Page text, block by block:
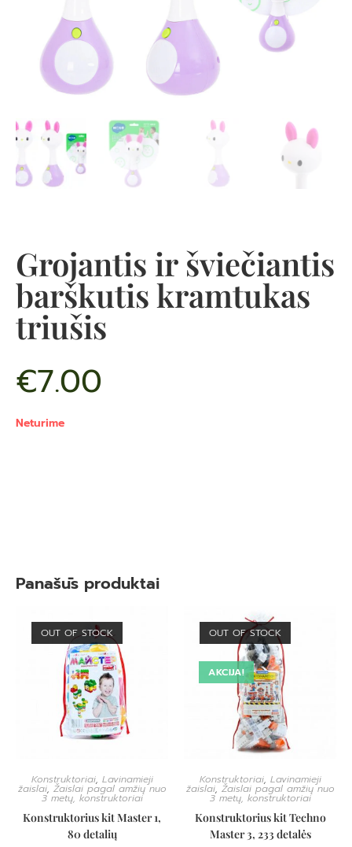
Grojantis ir šviečiantis
barškutis kramtukas
triušis
€7.00
Neturime
Panašūs produktai
OUT OF STOCK
Konstruktoriai, Lavinamieji
žaislai, Žaislai pagal amžių nuo
3 metų, konstruktoriai
Konstruktorius kit Master 1,
80 detalių
OUT OF STOCK
AKCIJA!
Konstruktoriai, Lavinamieji
žaislai, Žaislai pagal amžių nuo
3 metų, konstruktoriai
Konstruktorius kit Techno
Master 3, 233 detalės